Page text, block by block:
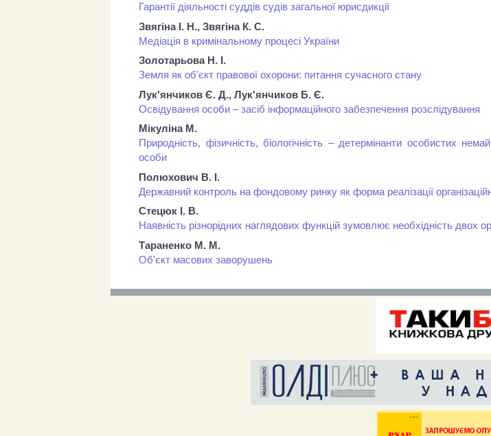
Гарантії діяльності суддів судів загальної юрисдикції
Звягіна І. Н., Звягіна К. С.
Медіація в кримінальному процесі України
Золотарьова Н. І.
Земля як об'єкт правової охорони: питання сучасного стану
Лук'янчиков Є. Д., Лук'янчиков Б. Є.
Освідування особи – засіб інформаційного забезпечення розслідування
Мікуліна М.
Природність, фізичність, біологічність – детермінанти особистих
особи
Полюхович В. І.
Державний контроль на фондовому ринку як форма реалізації
Стецюк І. В.
Наявність різнорідних наглядових функцій зумовлює необхідність двох
Тараненко М. М.
Об'єкт масових заворушень